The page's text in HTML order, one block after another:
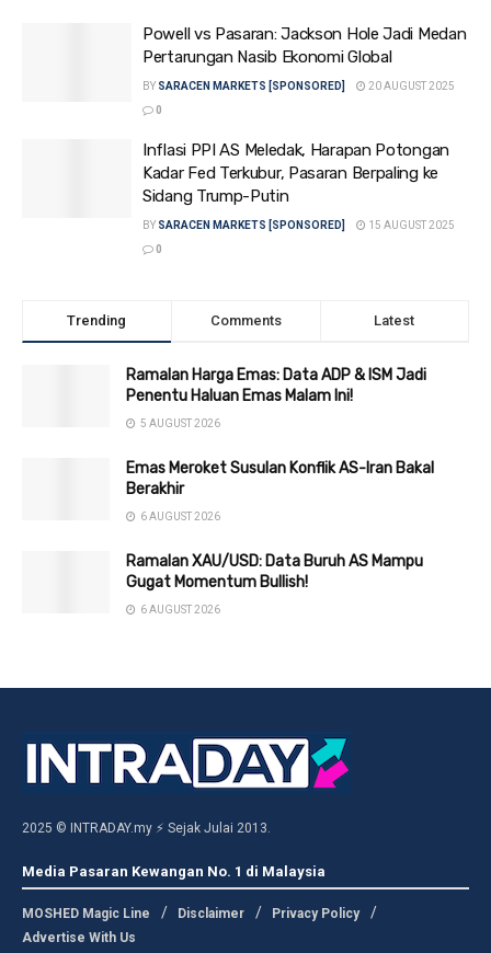
Powell vs Pasaran: Jackson Hole Jadi Medan
Pertarungan Nasib Ekonomi Global
BY SARACEN MARKETS [SPONSORED]
20 AUGUST 2025
0
Inflasi PPI AS Meledak, Harapan Potongan
Kadar Fed Terkubur, Pasaran Berpaling ke
Sidang Trump-Putin
BY SARACEN MARKETS [SPONSORED]
15 AUGUST 2025
0
Trending Comments Latest
Ramalan Harga Emas: Data ADP & ISM Jadi
Penentu Haluan Emas Malam Ini!
5 AUGUST 2026
Emas Meroket Susulan Konflik AS-Iran Bakal
Berakhir
6 AUGUST 2026
Ramalan XAU/USD: Data Buruh AS Mampu
Gugat Momentum Bullish!
6 AUGUST 2026
2025 © INTRADAY.my ⚡ Sejak Julai 2013.
Media Pasaran Kewangan No. 1 di Malaysia
MOSHED Magic Line Disclaimer
Privacy Policy
Advertise With Us